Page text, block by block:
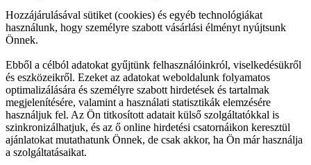
Hozzájárulásával sütiket (cookies) és egyéb technológiákat
használunk, hogy személyre szabott vásárlási élményt nyújtsunk
Önnek.
Ebből a célból adatokat gyűjtünk felhasználóinkról, viselkedésükről
és eszközeikről. Ezeket az adatokat weboldalunk folyamatos
optimalizálására és személyre szabott hirdetések és tartalmak
megjelenítésére, valamint a használati statisztikák elemzésére
használjuk fel. Az Ön titkosított adatait külső szolgáltatókkal is
szinkronizálhatjuk, és az ő online hirdetési csatornáikon keresztül
ajánlatokat mutathatunk Önnek, de csak akkor, ha Ön már használja
a szolgáltatásaikat.